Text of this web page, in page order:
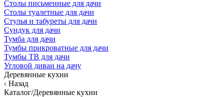
Столы письменные для дачи
Столы туалетные для дачи
Стулья и табуреты для дачи
Сундук для дачи
Тумба для дачи
Тумбы прикроватные для дачи
Тумбы ТВ для дачи
Угловой диван на дачу
Деревянные кухни
Назад
Каталог/Деревянные кухни